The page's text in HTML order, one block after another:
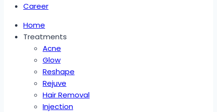
Career
Home
Treatments
Acne
Glow
Reshape
Rejuve
Hair Removal
Injection